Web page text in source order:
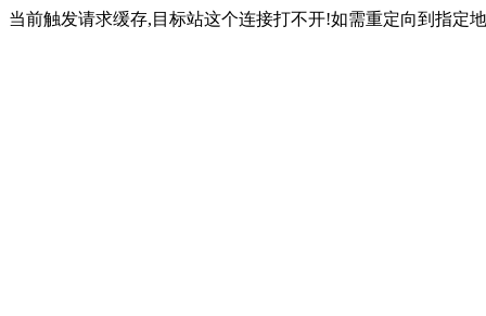
当前触发请求缓存,目标站这个连接打不开!如需重定向到指定